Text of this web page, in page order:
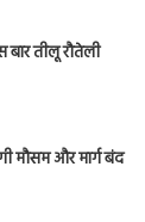
बार तीलू रौतेली
मौसम और मार्ग बंद